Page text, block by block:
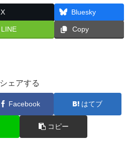
X Bluesky
LINE Copy
シェアする
Facebook はてブ
コピー